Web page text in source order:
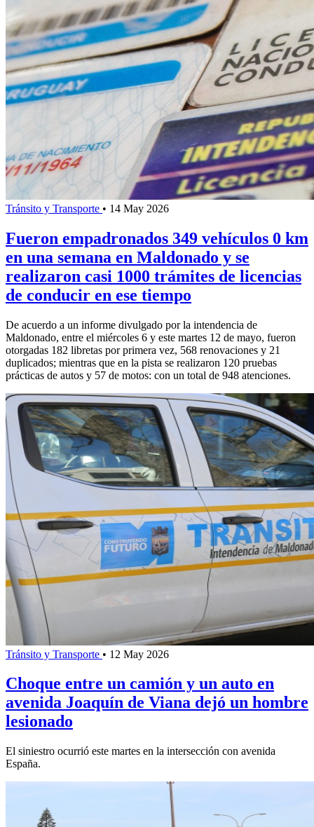
Tránsito y Transporte • 14 May 2026
Fueron empadronados 349 vehículos 0 km
en una semana en Maldonado y se
realizaron casi 1000 trámites de licencias
de conducir en ese tiempo
De acuerdo a un informe divulgado por la intendencia de
Maldonado, entre el miércoles 6 y este martes 12 de mayo, fueron
otorgadas 182 libretas por primera vez, 568 renovaciones y 21
duplicados; mientras que en la pista se realizaron 120 pruebas
prácticas de autos y 57 de motos: con un total de 948 atenciones.
Tránsito y Transporte • 12 May 2026
Choque entre un camión y un auto en
avenida Joaquín de Viana dejó un hombre
lesionado
El siniestro ocurrió este martes en la intersección con avenida
España.